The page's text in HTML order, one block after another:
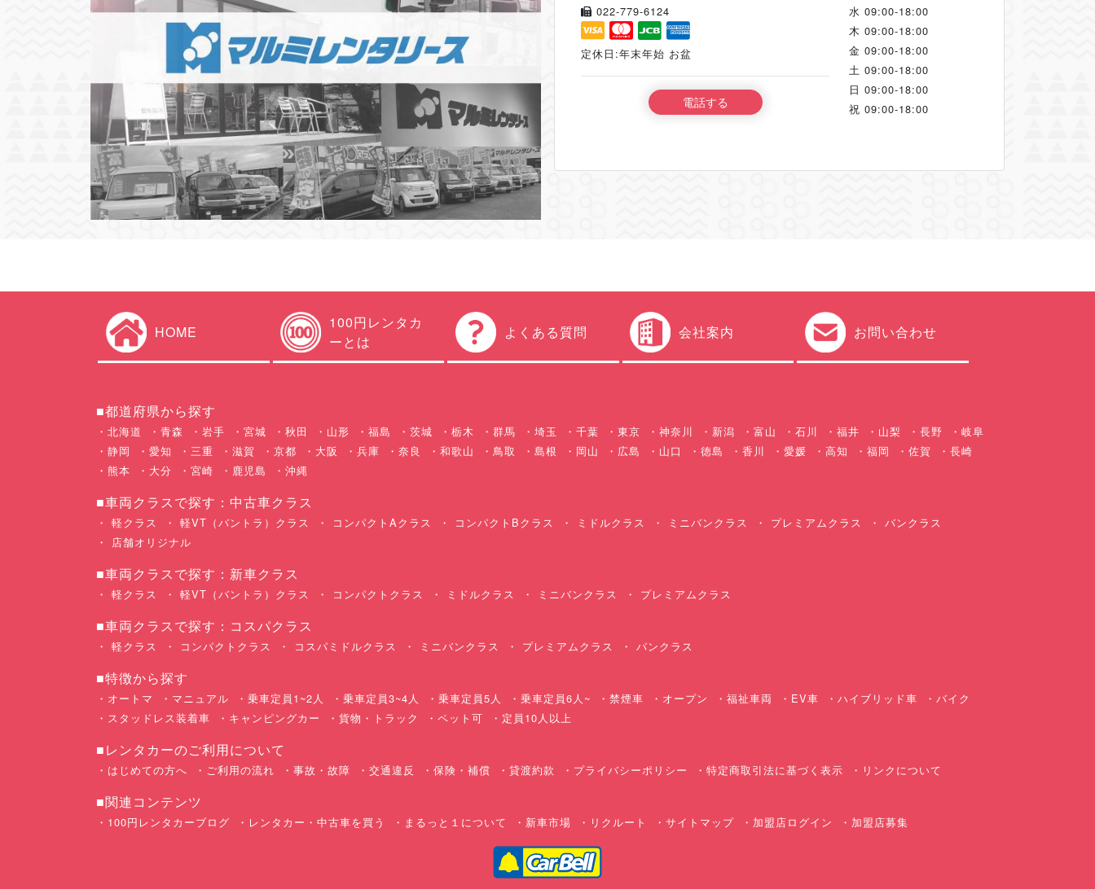
022-779-6124
定休日:年末年始 お盆
電話する
水 09:00-18:00
木 09:00-18:00
金 09:00-18:00
土 09:00-18:00
日 09:00-18:00
祝 09:00-18:00
HOME
100円レンタカ
ーとは
よくある質問 会社案内 お問い合わせ
■都道府県から探す
北海道 青森 岩手 宮城 秋田 山形 福島 茨城 栃木 群馬 埼玉 千葉 東京 神奈川 新潟 富山 石川 福井 山梨 長野
岐阜
静岡
愛知 三重 滋賀 京都 大阪 兵庫 奈良 和歌山 鳥取 島根 岡山 広島 山口 徳島 香川 愛媛 高知 福岡 佐賀
長崎
熊本
大分 宮崎 鹿児島 沖縄
■車両クラスで探す：中古車クラス
軽クラス 軽VT（バントラ）クラス コンパクトAクラス コンパクトBクラス ミドルクラス ミニバンクラス プレミアムクラス
バンクラス
店舗オリジナル
■車両クラスで探す：新車クラス
軽クラス 軽VT（バントラ）クラス コンパクトクラス ミドルクラス ミニバンクラス プレミアムクラス
■車両クラスで探す：コスパクラス
軽クラス コンパクトクラス コスパミドルクラス ミニバンクラス プレミアムクラス バンクラス
■特徴から探す
オートマ マニュアル 乗車定員1~2人 乗車定員3~4人 乗車定員5人 乗車定員6人~ 禁煙車 オープン 福祉車両 EV車 ハイブリッド車
バイク
スタッドレス装着車
キャンピングカー 貨物・トラック ペット可 定員10人以上
■レンタカーのご利用について
はじめての方へ ご利用の流れ 事故・故障 交通違反 保険・補償 貸渡約款 プライバシーポリシー 特定商取引法に基づく表示 リンクについて
■関連コンテンツ
100円レンタカーブログ レンタカー・中古車を買う まるっと１について 新車市場 リクルート サイトマップ 加盟店ログイン 加盟店募集